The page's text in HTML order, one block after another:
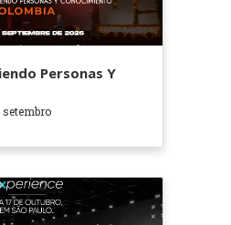
Personas Y